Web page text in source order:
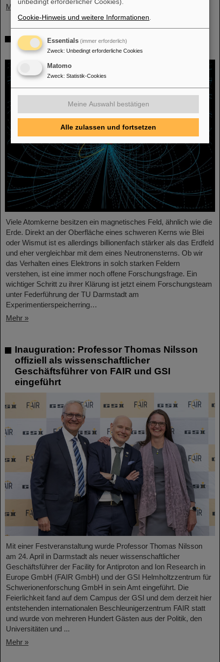
Mehr »
Physiker*innen testen Quantentheorie mit
Atomkernen aus einer Kernreaktion
Viele Atomkerne besitzen ein magnetisches Feld, ähnlich wie die
Erde. Direkt an der Oberfläche eines schweren Kerns wie Blei
oder Wismut ist es allerdings billionenfach stärker als das Erdfeld
und eher vergleichbar mit dem eines Neutronensterns. Ob wir
das Verhalten eines Elektrons in solch starken Feldern
verstehen, ist eine immer noch offene Forschungsfrage. Ein
wichtiger Schritt zu ihrer Klärung ist jetzt einem Forschungsteam
unter Federführung der TU Darmstadt am
Experimentierspeicherring…
Mehr »
Inauguration: Professor Thomas Nilsson
offiziell als wissenschaftlicher
Geschäftsführer von FAIR und GSI
eingeführt
Mit einer Festveranstaltung wurde Professor Thomas Nilsson
am 24. April in Darmstadt als neuer wissenschaftlicher
Geschäftsführer der Facility for Antiproton and Ion Research in
Europe GmbH (FAIR GmbH) und der GSI Helmholtzzentrum für
Schwerionenforschung GmbH in sein Amt eingeführt. Die
Feierlichkeit fand auf dem Campus der GSI und dem derzeit hier
entstehenden internationalen Beschleunigerzentrum FAIR statt
und wurde von mehreren Hundert Gästen aus der Politik, den
Universitäten und ...
Mehr »
Cookie-Hinweis und weitere Informationen
Essentials (immer erforderlich)
Zweck: Unbedingt erforderliche Cookies
Matomo
Zweck: Statistik-Cookies
Meine Auswahl bestätigen
Alle zulassen und fortsetzen